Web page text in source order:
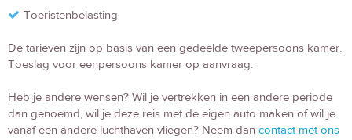
Toeristenbelasting
De tarieven zijn op basis van een gedeelde tweepersoons kamer.
Toeslag voor eenpersoons kamer op aanvraag.
Heb je andere wensen? Wil je vertrekken in een andere periode
dan genoemd, wil je deze reis met de eigen auto maken of wil je
vanaf een andere luchthaven vliegen? Neem dan contact met ons